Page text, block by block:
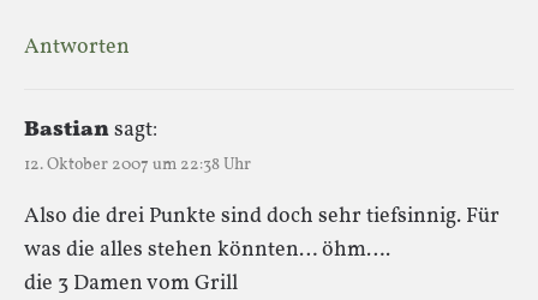
Antworten
Bastiansagt:
12. Oktober 2007 um 22:38 Uhr
Also die drei Punkte sind doch sehr tiefsinnig. Für
was die alles stehen könnten… öhm….
die 3 Damen vom Grill